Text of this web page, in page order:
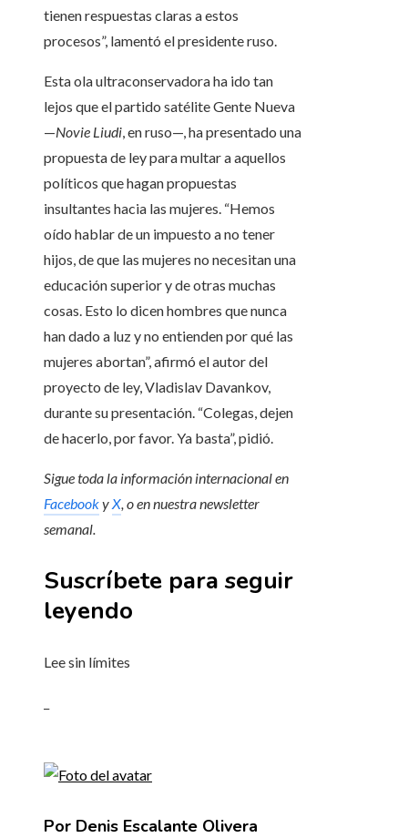
tienen respuestas claras a estos
procesos”, lamentó el presidente ruso.
Esta ola ultraconservadora ha ido tan
lejos que el partido satélite Gente Nueva
—Novie Liudi, en ruso—, ha presentado una
propuesta de ley para multar a aquellos
políticos que hagan propuestas
insultantes hacia las mujeres. “Hemos
oído hablar de un impuesto a no tener
hijos, de que las mujeres no necesitan una
educación superior y de otras muchas
cosas. Esto lo dicen hombres que nunca
han dado a luz y no entienden por qué las
mujeres abortan”, afirmó el autor del
proyecto de ley, Vladislav Davankov,
durante su presentación. “Colegas, dejen
de hacerlo, por favor. Ya basta”, pidió.
Sigue toda la información internacional en
FacebookyX, o ennuestra newsletter
semanal.
Suscríbete para seguir
leyendo
Lee sin límites
Por Denis Escalante Olivera